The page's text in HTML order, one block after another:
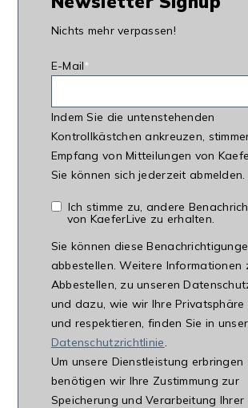
Nichts mehr verpassen!
E-Mail*
Indem Sie die untenstehenden
Kontrollkästchen ankreuzen,
Empfang von Mitteilungen von
Sie können sich jederzeit abmelden.
Ich stimme zu, andere
von KaeferLive zu erhalten.
Sie können diese
abbestellen. Weitere Informationen
Abbestellen, zu unseren
und dazu, wie wir Ihre Privatsphäre
und respektieren, finden Sie in
Datenschutzrichtlinie
Um unsere Dienstleistung erbringen
benötigen wir Ihre Zustimmung zur
Speicherung und Verarbeitung Ihrer